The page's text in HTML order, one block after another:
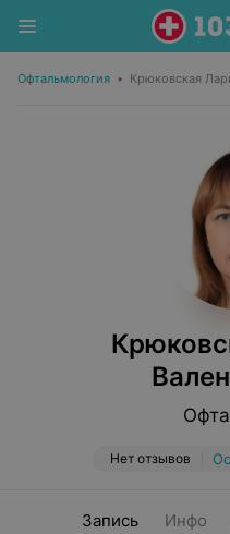
Офтальмология • Крюковская
Нет отзывов
Запись Инфо